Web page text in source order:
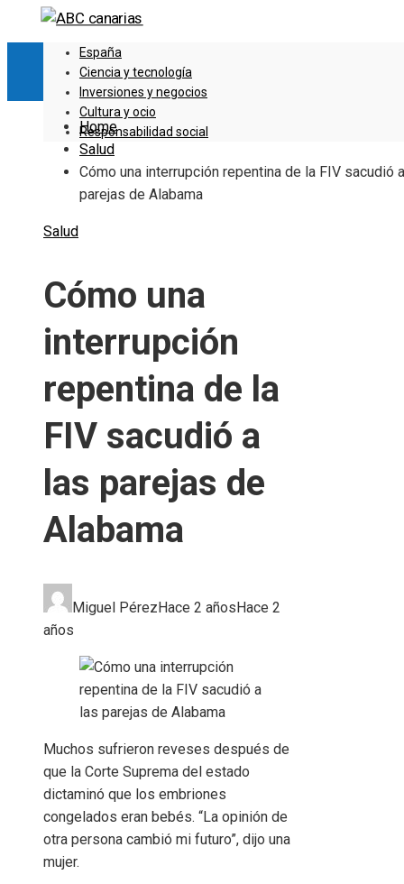
España
Ciencia y tecnología
Inversiones y negocios
Cultura y ocio
Responsabilidad social
Home
Salud
Cómo una interrupción repentina de la FIV sacudió
parejas de Alabama
Salud
Cómo una
interrupción
repentina de la
FIV sacudió a
las parejas de
Alabama
Miguel Pérez Hace 2 años Hace 2
años
Muchos sufrieron reveses después de
que la Corte Suprema del estado
dictaminó que los embriones
congelados eran bebés. “La opinión de
otra persona cambió mi futuro”, dijo una
mujer.